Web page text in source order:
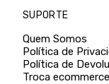
SUPORTE
Quem Somos
Política de
Política de
Troca ecommerce